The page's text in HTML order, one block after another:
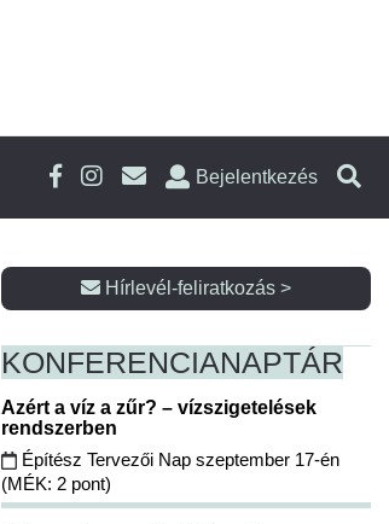
Bejelentkezés
Hírlevél-feliratkozás >
KONFERENCIANAPTÁR
Azért a víz a zűr? – vízszigetelések
rendszerben
Építész Tervezői Nap szeptember 17-én
(MÉK: 2 pont)